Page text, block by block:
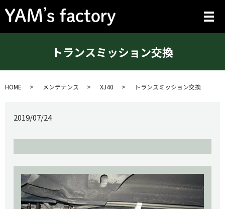
メ
トランスミッション交換
HOME メンテナンス XJ40 トランスミッション交換
2019/07/24